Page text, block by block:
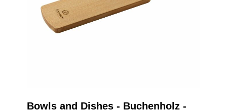
Bowls and Dishes - Buchenholz -